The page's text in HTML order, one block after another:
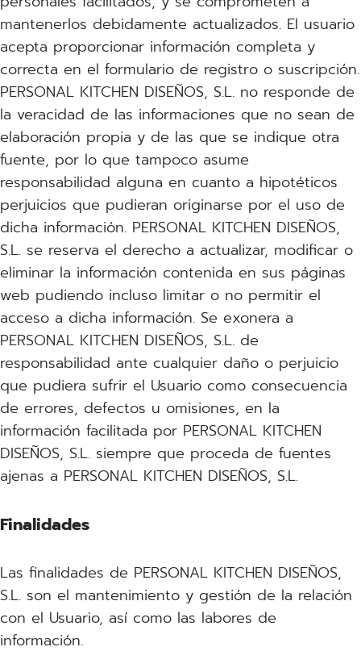
mantenerlos debidamente actualizados. El usuario
acepta proporcionar información completa y
correcta en el formulario de registro o suscripción.
PERSONAL KITCHEN DISEÑOS, S.L. no responde de
la veracidad de las informaciones que no sean de
elaboración propia y de las que se indique otra
fuente, por lo que tampoco asume
responsabilidad alguna en cuanto a hipotéticos
perjuicios que pudieran originarse por el uso de
dicha información. PERSONAL KITCHEN DISEÑOS,
S.L. se reserva el derecho a actualizar, modificar o
eliminar la información contenida en sus páginas
web pudiendo incluso limitar o no permitir el
acceso a dicha información. Se exonera a
PERSONAL KITCHEN DISEÑOS, S.L. de
responsabilidad ante cualquier daño o perjuicio
que pudiera sufrir el Usuario como consecuencia
de errores, defectos u omisiones, en la
información facilitada por PERSONAL KITCHEN
DISEÑOS, S.L. siempre que proceda de fuentes
ajenas a PERSONAL KITCHEN DISEÑOS, S.L.
Finalidades
Las finalidades de PERSONAL KITCHEN DISEÑOS,
S.L. son el mantenimiento y gestión de la relación
con el Usuario, así como las labores de
información.